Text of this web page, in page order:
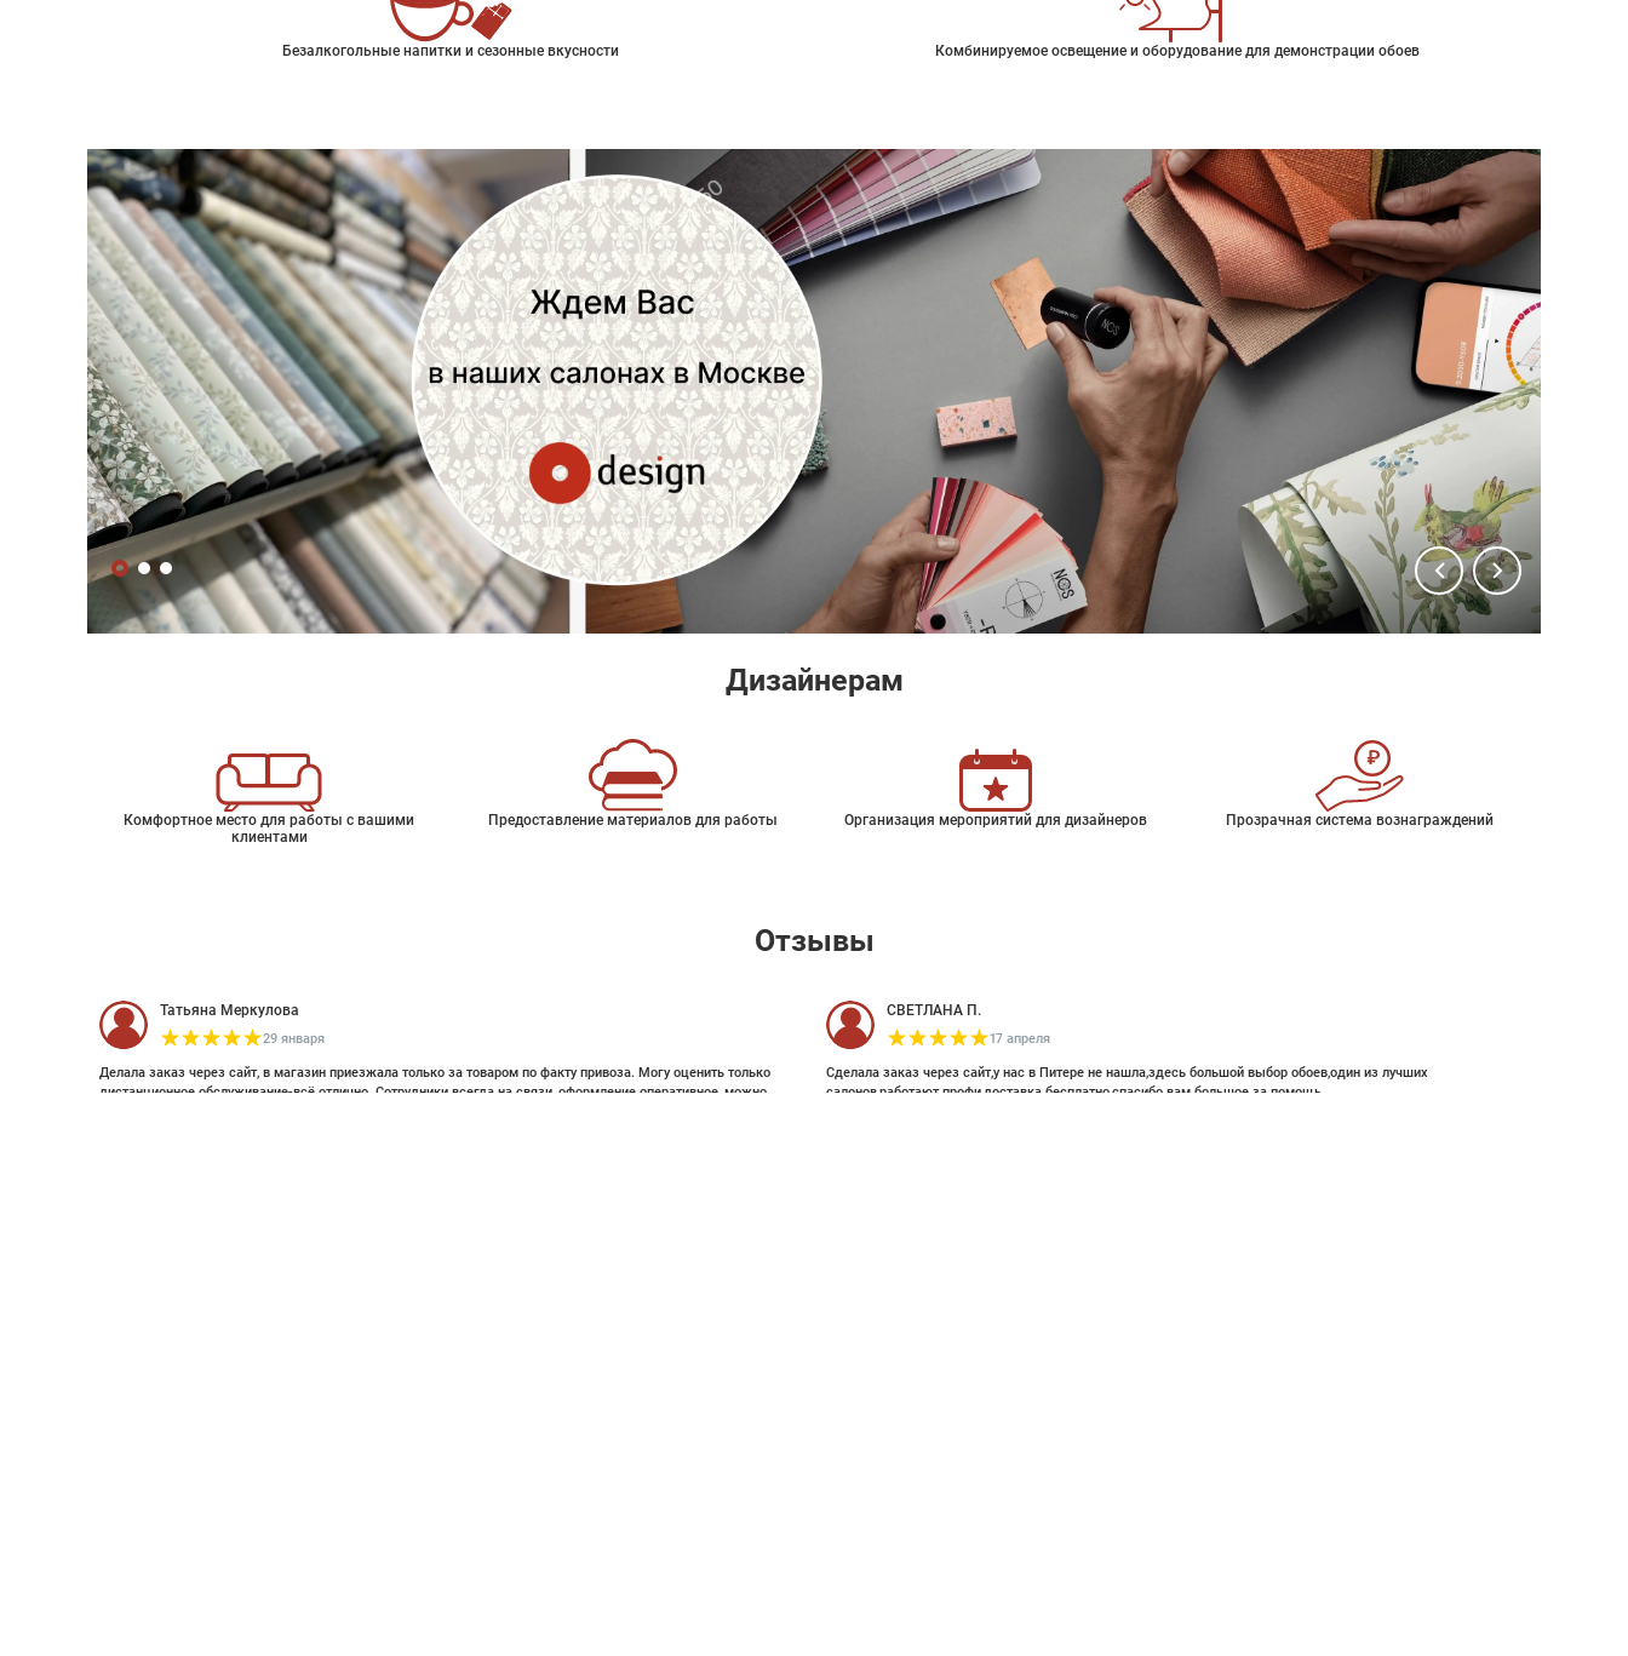
Безалкогольные напитки и сезонные вкусности Комбинируемое освещение и оборудование для демонстрации обоев
Дизайнерам
Комфортное место для работы с вашими
клиентами
Предоставление материалов для работы Организация мероприятий для дизайнеров Прозрачная система вознаграждений
Отзывы
Татьяна Меркулова
29 января
Делала заказ через сайт, в магазин приезжала только за товаром по факту привоза. Могу оценить только
дистанционное обслуживание-всё отлично. Сотрудники всегда на связи, оформление оперативное, можно
СВЕТЛАНА П.
17 апреля
Сделала заказ через сайт,у нас в Питере не нашла,здесь большой выбор обоев,один из лучших
салонов,работают профи,доставка бесплатно,спасибо вам большое за помощь.